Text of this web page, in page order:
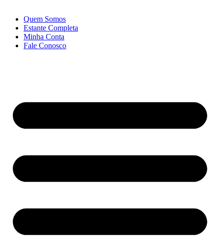
Quem Somos
Estante Completa
Minha Conta
Fale Conosco